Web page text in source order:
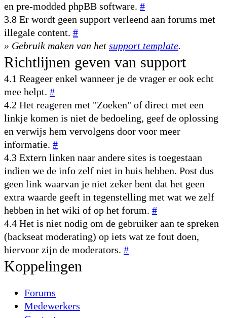
en pre-modded phpBB software. #
3.8 Er wordt geen support verleend aan forums met
illegale content. #
» Gebruik maken van het support template.
Richtlijnen geven van support
4.1 Reageer enkel wanneer je de vrager er ook echt
mee helpt. #
4.2 Het reageren met "Zoeken" of direct met een
linkje komen is niet de bedoeling, geef de oplossing
en verwijs hem vervolgens door voor meer
informatie. #
4.3 Extern linken naar andere sites is toegestaan
indien we de info zelf niet in huis hebben. Post dus
geen link waarvan je niet zeker bent dat het geen
extra waarde geeft in tegenstelling met wat we zelf
hebben in het wiki of op het forum. #
4.4 Het is niet nodig om de gebruiker aan te spreken
(backseat moderating) op iets wat ze fout doen,
hiervoor zijn de moderators. #
Koppelingen
Forums
Medewerkers